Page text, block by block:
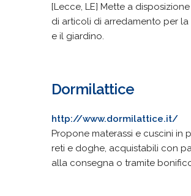
[Lecce, LE] Mette a
di articoli di arredamento per la
e il giardino.
Dormilattice
http://www.dormilattice.it/
Propone materassi e cuscini in
reti e doghe, acquistabili con
alla consegna o tramite